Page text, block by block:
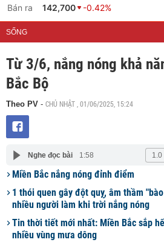
Bán ra
142,700 -0.42%
SỐNG
Từ 3/6, nắng nóng khả
Bắc Bộ
Theo PV - CHỦ NHẬT , 01/06/2025, 15:24
Nghe đọc bài 1:58
Miền Bắc nắng nóng đỉnh điểm
1 thói quen gây đột quỵ, âm thầm
nhiều người làm khi trời nắng nóng
Tin thời tiết mới nhất: Miền Bắc sắp
nhiều vùng mưa dông